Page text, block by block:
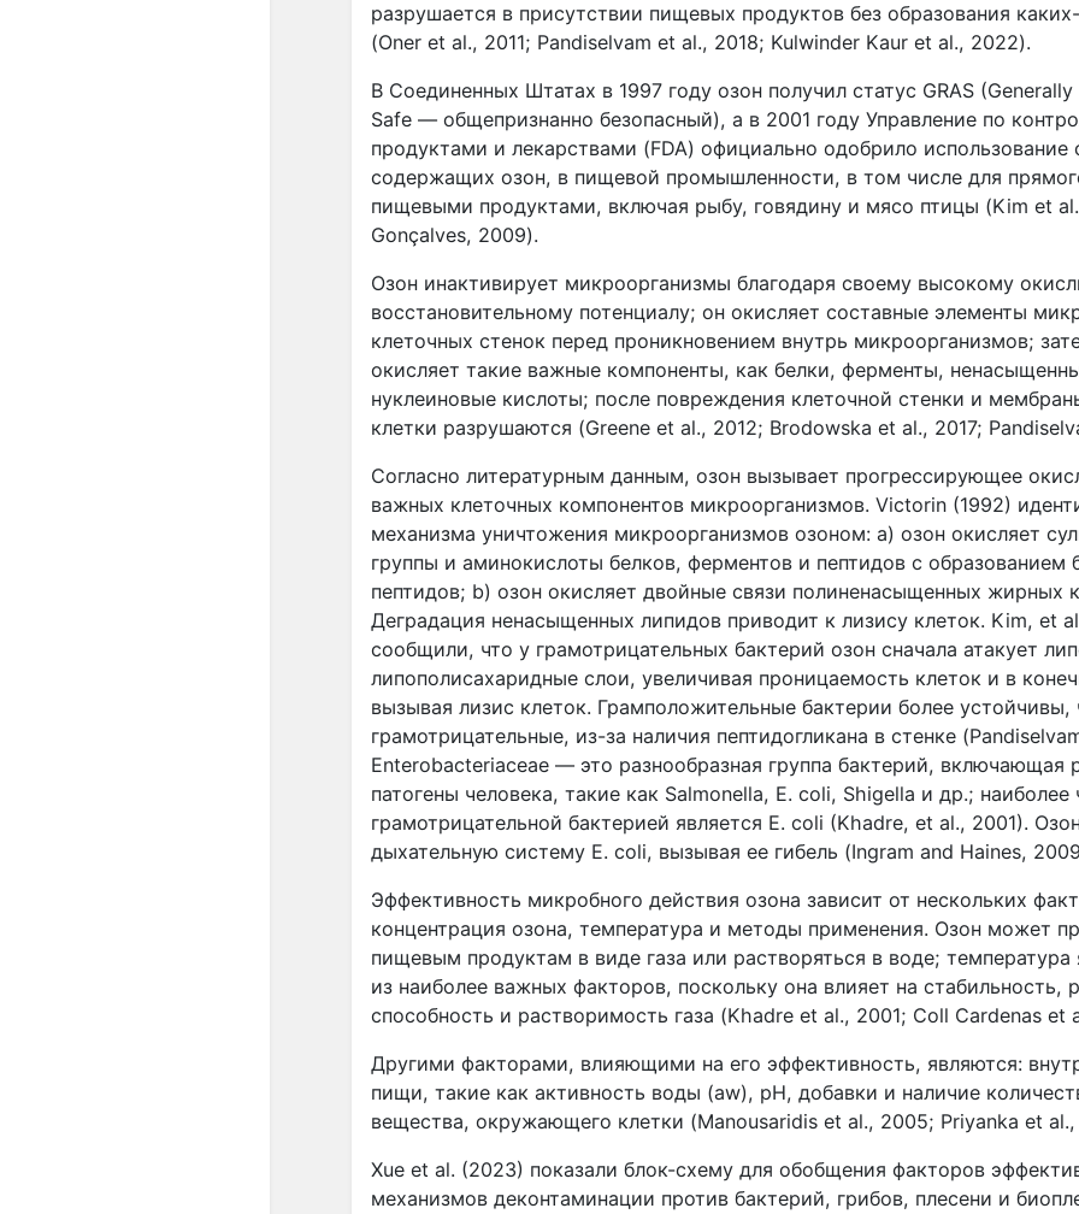
разрушается в присутствии пищевых продуктов без образования
(Oner et al., 2011; Pandiselvam et al., 2018; Kulwinder Kaur et al., 2022).
В Соединенных Штатах в 1997 году озон получил статус GRAS
Safe — общепризнанно безопасный), а в 2001 году Управление по
продуктами и лекарствами (FDA) официально одобрило использование
содержащих озон, в пищевой промышленности, в том числе для
пищевыми продуктами, включая рыбу, говядину и мясо птицы (Kim et
Gonçalves, 2009).
Озон инактивирует микроорганизмы благодаря своему высокому
восстановительному потенциалу; он окисляет составные элементы
клеточных стенок перед проникновением внутрь микроорганизмов;
окисляет такие важные компоненты, как белки, ферменты,
нуклеиновые кислоты; после повреждения клеточной стенки и
клетки разрушаются (Greene et al., 2012; Brodowska et al., 2017;
Согласно литературным данным, озон вызывает прогрессирующее
важных клеточных компонентов микроорганизмов. Victorin (1992)
механизма уничтожения микроорганизмов озоном: a) озон окисляет
группы и аминокислоты белков, ферментов и пептидов с образованием
пептидов; b) озон окисляет двойные связи полиненасыщенных жирных
Деградация ненасыщенных липидов приводит к лизису клеток. Kim, et
сообщили, что у грамотрицательных бактерий озон сначала атакует
липополисахаридные слои, увеличивая проницаемость клеток и в
вызывая лизис клеток. Грамположительные бактерии более устойчивы,
грамотрицательные, из-за наличия пептидогликана в стенке
Enterobacteriaceae — это разнообразная группа бактерий, включающая
патогены человека, такие как Salmonella, E. coli, Shigella и др.; наиболее
грамотрицательной бактерией является E. coli (Khadre, et al., 2001).
дыхательную систему E. coli, вызывая ее гибель (Ingram and Haines,
Эффективность микробного действия озона зависит от нескольких
концентрация озона, температура и методы применения. Озон может
пищевым продуктам в виде газа или растворяться в воде; температура
из наиболее важных факторов, поскольку она влияет на стабильность,
способность и растворимость газа (Khadre et al., 2001; Coll Cardenas et
Другими факторами, влияющими на его эффективность, являются:
пищи, такие как активность воды (aw), pH, добавки и наличие
вещества, окружающего клетки (Manousaridis et al., 2005; Priyanka et al.,
Xue et al. (2023) показали блок-схему для обобщения факторов
механизмов деконтаминации против бактерий, грибов, плесени и